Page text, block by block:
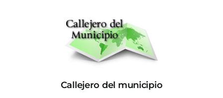
Callejero del municipio